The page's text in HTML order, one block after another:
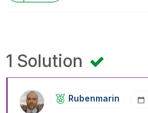
1 Solution
Rubenmarin